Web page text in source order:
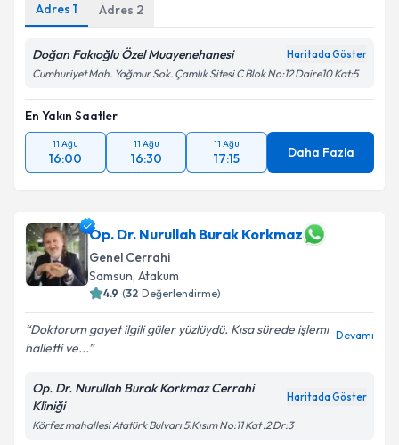
Adres 1 Adres 2
Doğan Fakıoğlu Özel Muayenehanesi Haritada Göster
Cumhuriyet Mah. Yağmur Sok. Çamlık Sitesi C Blok No:12 Daire10 Kat:5
En Yakın Saatler
11 Ağu
16:00
11 Ağu
16:30
11 Ağu
17:15 Daha Fazla
Op. Dr. Nurullah Burak Korkmaz
Genel Cerrahi
Samsun, Atakum
4.9 (32 Değerlendirme)
Doktorum gayet ilgili güler yüzlüydü. Kısa sürede işlemi
halletti ve...
Devamı
Op. Dr. Nurullah Burak Korkmaz Cerrahi
Kliniği
Haritada Göster
Körfez mahallesi Atatürk Bulvarı 5.Kısım No:11 Kat :2 Dr:3